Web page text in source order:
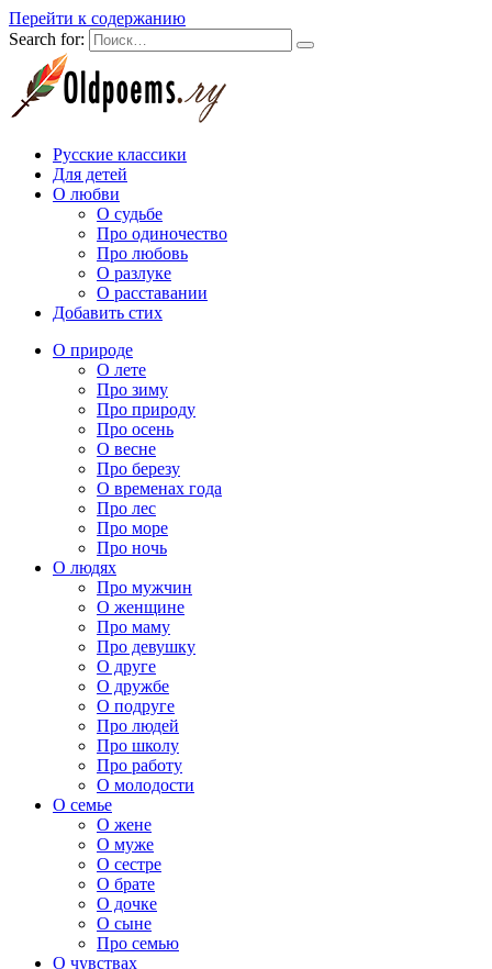
Перейти к содержанию
Search for:
Русские классики
Для детей
О любви
О судьбе
Про одиночество
Про любовь
О разлуке
О расставании
Добавить стих
О природе
О лете
Про зиму
Про природу
Про осень
О весне
Про березу
О временах года
Про лес
Про море
Про ночь
О людях
Про мужчин
О женщине
Про маму
Про девушку
О друге
О дружбе
О подруге
Про людей
Про школу
Про работу
О молодости
О семье
О жене
О муже
О сестре
О брате
О дочке
О сыне
Про семью
О чувствах